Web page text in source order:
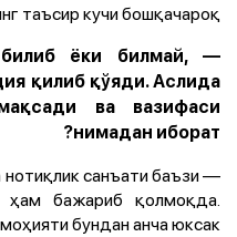
таъсир кучи бошқачароқ
ёки билмай,
қилиб қўяди. Аслида
ва вазифаси
нимадан иборат?
нотиқлик санъати баъзи
ҳам бажариб қолмоқда.
бундан анча юксак.